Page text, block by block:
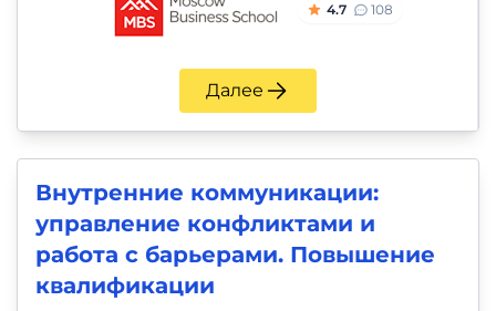
4.7 108
Далее
Внутренние коммуникации:
управление конфликтами и
работа с барьерами. Повышение
квалификации